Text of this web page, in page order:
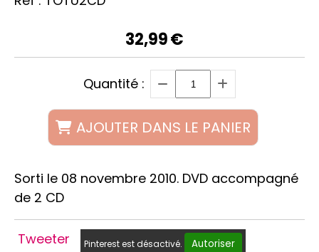
32,99€
Quantité :
AJOUTER DANS LE PANIER
Sorti le 08 novembre 2010. DVD accompagné
de 2 CD
Tweeter Pinterest est désactivé. Autoriser